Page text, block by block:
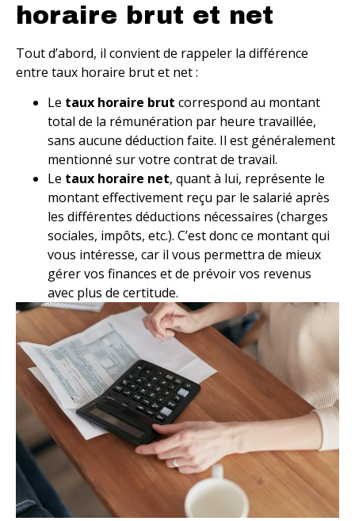
horaire brut et net
Tout d’abord, il convient de rappeler la différence
entre taux horaire brut et net :
Le taux horaire brut correspond au montant
total de la rémunération par heure travaillée,
sans aucune déduction faite. Il est généralement
mentionné sur votre contrat de travail.
Le taux horaire net, quant à lui, représente le
montant effectivement reçu par le salarié après
les différentes déductions nécessaires (charges
sociales, impôts, etc.). C’est donc ce montant qui
vous intéresse, car il vous permettra de mieux
gérer vos finances et de prévoir vos revenus
avec plus de certitude.